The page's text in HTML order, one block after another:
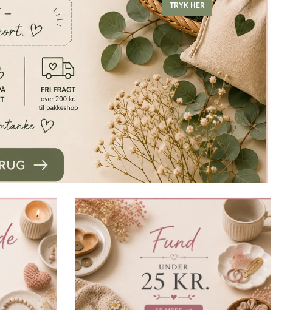
GIV DIN MENING